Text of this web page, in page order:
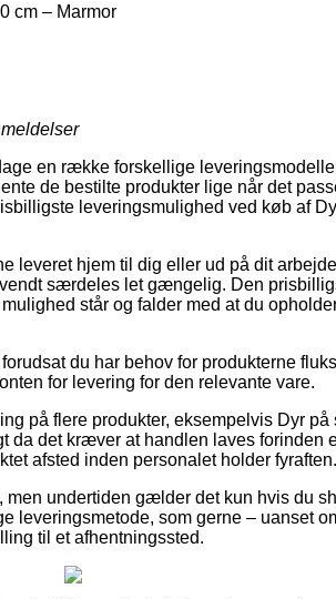
cm – Marmor
en række forskellige
de bestilte produkter lige når det
leveringsmulighed ved køb af
leveret hjem til dig eller ud på dit
særdeles let gængelig. Den
står og falder med at du
du har behov for produkterne
for levering for den relevante vare.
på flere produkter, eksempelvis Dyr på
da det kræver at handlen laves forinden
afsted inden personalet holder fyraften.
undertiden gælder det kun hvis du
leveringsmetode, som gerne – uanset
til et afhentningssted.